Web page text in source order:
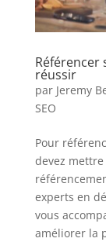
Référencer
réussir
par Jeremy
SEO
Pour
devez
experts en
vous
améliorer la